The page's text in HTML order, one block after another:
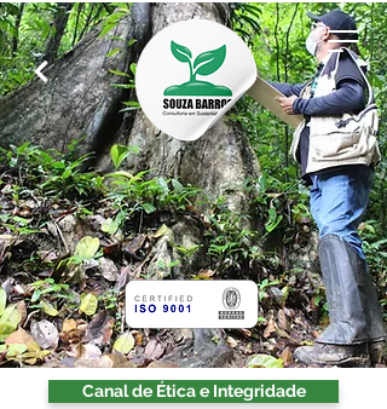
Canal de Ética e Integridade